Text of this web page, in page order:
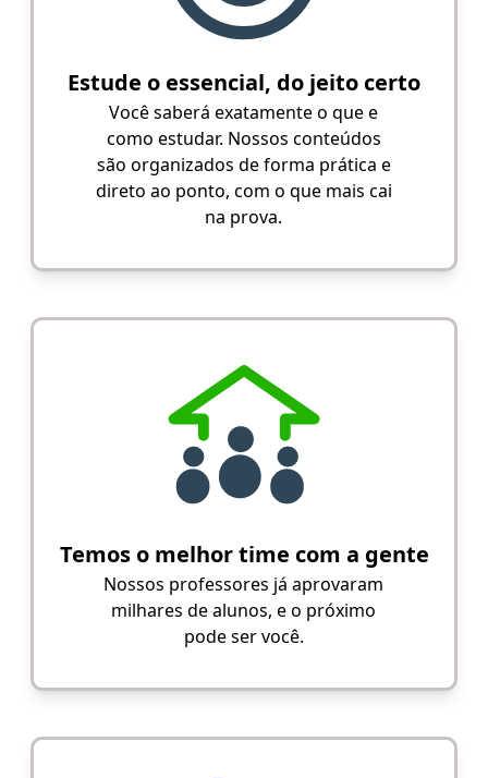
Estude o essencial, do jeito certo
Você saberá exatamente o que e
como estudar. Nossos conteúdos
são organizados de forma prática e
direto ao ponto, com o que mais cai
na prova.
Temos o melhor time com a gente
Nossos professores já aprovaram
milhares de alunos, e o próximo
pode ser você.